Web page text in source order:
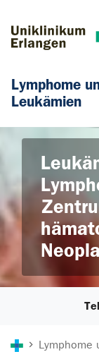
Lymphome
Leukämien
Lymphome